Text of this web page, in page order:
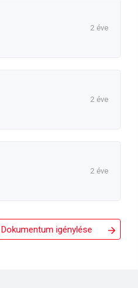
2 éve
2 éve
2 éve
Dokumentum igénylése